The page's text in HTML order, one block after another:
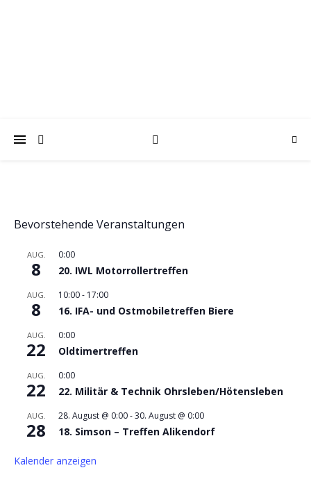
Bevorstehende Veranstaltungen
AUG.
8
0:00
20. IWL Motorrollertreffen
AUG.
8
10:00- 17:00
16. IFA- und Ostmobiletreffen Biere
AUG.
22
0:00
Oldtimertreffen
AUG.
22
0:00
22. Militär & Technik Ohrsleben/Hötensleben
AUG.
28
28. August @ 0:00-30. August @ 0:00
18. Simson – Treffen Alikendorf
Kalender anzeigen